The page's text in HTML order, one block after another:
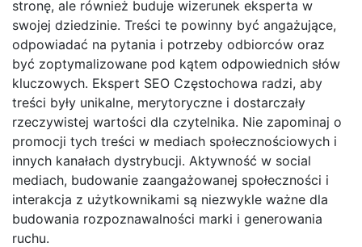
stronę, ale również buduje wizerunek eksperta w
swojej dziedzinie. Treści te powinny być angażujące,
odpowiadać na pytania i potrzeby odbiorców oraz
być zoptymalizowane pod kątem odpowiednich słów
kluczowych. Ekspert SEO Częstochowa radzi, aby
treści były unikalne, merytoryczne i dostarczały
rzeczywistej wartości dla czytelnika. Nie zapominaj o
promocji tych treści w mediach społecznościowych i
innych kanałach dystrybucji. Aktywność w social
mediach, budowanie zaangażowanej społeczności i
interakcja z użytkownikami są niezwykle ważne dla
budowania rozpoznawalności marki i generowania
ruchu.